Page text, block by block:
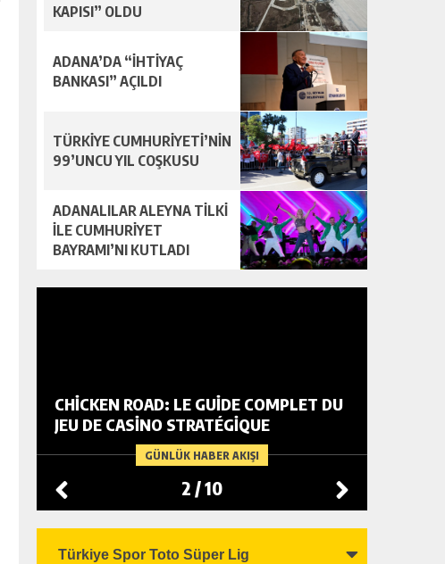
KAPISI” OLDU
ADANA’DA “İHTİYAÇ
BANKASI” AÇILDI
TÜRKİYE CUMHURİYETİ’NİN
99’UNCU YIL COŞKUSU
ADANALILAR ALEYNA TİLKİ
İLE CUMHURİYET
BAYRAMI’NI KUTLADI
GÜNLÜK HABER AKIŞI
CHICKEN ROAD: LE GUIDE COMPLET DU
JEU DE CASINO STRATÉGIQUE
2 /10